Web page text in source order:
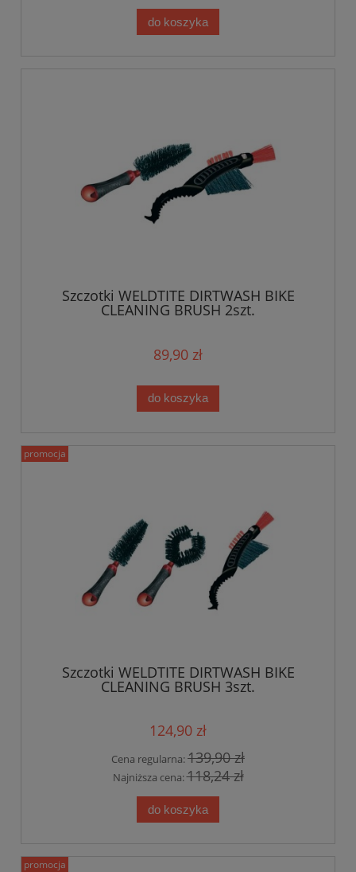
do koszyka
Szczotki WELDTITE DIRTWASH BIKE
CLEANING BRUSH 2szt.
89,90 zł
do koszyka
Szczotki WELDTITE DIRTWASH BIKE
CLEANING BRUSH 3szt.
124,90 zł
Cena regularna:139,90 zł
Najniższa cena:118,24 zł
do koszyka
promocja
promocja